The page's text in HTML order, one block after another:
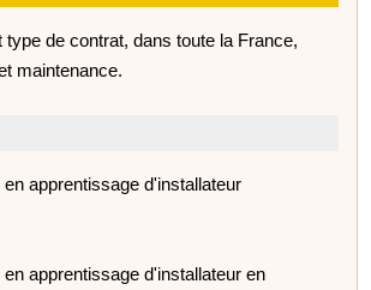
de contrat, dans toute la France,
maintenance.
apprentissage d'installateur
apprentissage d'installateur en